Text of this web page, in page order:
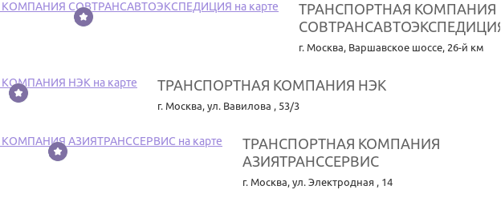
ТРАНСПОРТНАЯ КОМПАНИЯ
СОВТРАНСАВТОЭКСПЕДИЦИЯ
г. Москва, Варшавское шоссе, 26-й км
ТРАНСПОРТНАЯ КОМПАНИЯ НЭК
г. Москва, ул. Вавилова , 53/3
ТРАНСПОРТНАЯ КОМПАНИЯ
АЗИЯТРАНССЕРВИС
г. Москва, ул. Электродная , 14